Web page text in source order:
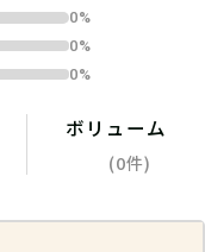
0%
0%
0%
ボリューム
(0件)